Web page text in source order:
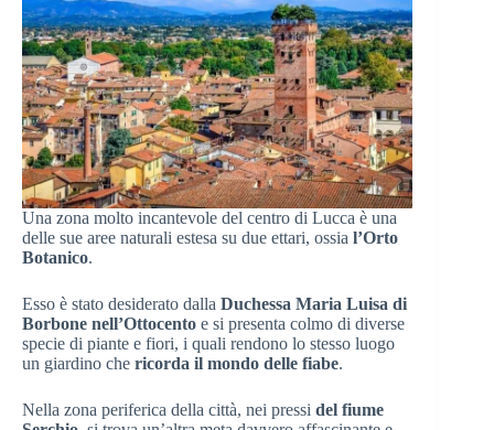
Una zona molto incantevole del centro di Lucca è una
delle sue aree naturali estesa su due ettari, ossia l’Orto
Botanico.
Esso è stato desiderato dalla Duchessa Maria Luisa di
Borbone nell’Ottocento e si presenta colmo di diverse
specie di piante e fiori, i quali rendono lo stesso luogo
un giardino che ricorda il mondo delle fiabe.
Nella zona periferica della città, nei pressi del fiume